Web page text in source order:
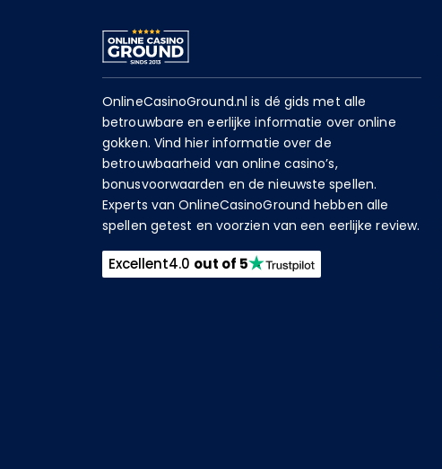
OnlineCasinoGround.nl is dé gids met alle
betrouwbare en eerlijke informatie over online
gokken. Vind hier informatie over de
betrouwbaarheid van online casino’s,
bonusvoorwaarden en de nieuwste spellen.
Experts van OnlineCasinoGround hebben alle
spellen getest en voorzien van een eerlijke review.
Excellent4.0 out of 5